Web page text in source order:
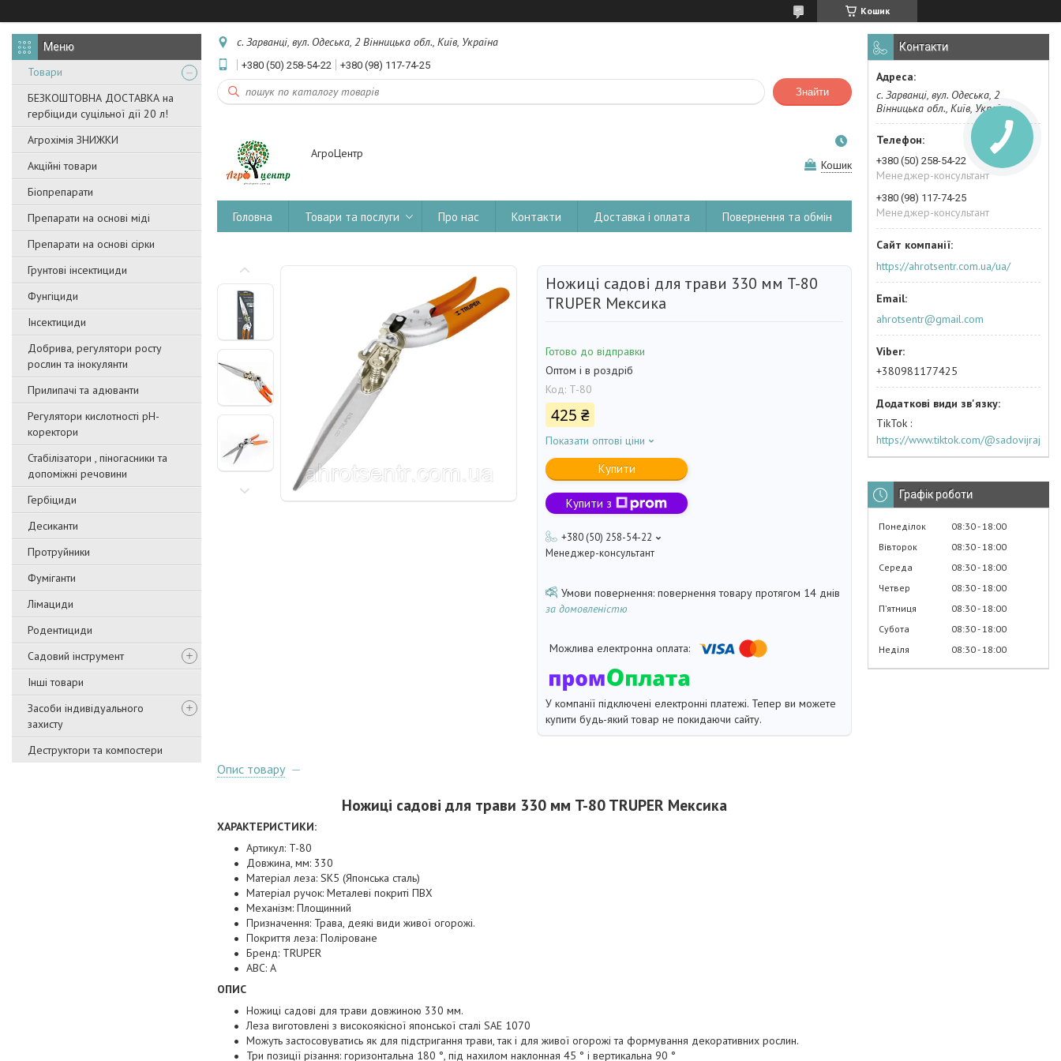
Кошик
Товари
БЕЗКОШТОВНА ДОСТАВКА на
гербіциди суцільної дії 20 л!
Агрохімія ЗНИЖКИ
Акційні товари
Біопрепарати
Препарати на основі міді
Препарати на основі сірки
Грунтові інсектициди
Фунгіциди
Інсектициди
Добрива, регулятори росту
рослин та інокулянти
Прилипачі та адюванти
Регулятори кислотності pН-
коректори
Стабілізатори , піногасники та
допоміжні речовини
Гербіциди
Десиканти
Протруйники
Фуміганти
Лімациди
Родентициди
Садовий інструмент
Інші товари
Засоби індивідуального
захисту
Деструктори та компостери
с. Зарванці, вул. Одеська, 2 Вінницька обл., Київ, Україна
+380 (50) 258-54-22 +380 (98) 117-74-25
Знайти
АгроЦентр
Кошик
Головна Товари та послуги Про нас Контакти Доставка і оплата Повернення та обмін
Ножиці садові для трави 330 мм T-80
TRUPER Мексика
Готово до відправки
Оптом і в роздріб
Код: T-80
425 ₴
Показати оптові ціни
Купити
Купити з
+380 (50) 258-54-22
Менеджер-консультант
повернення товару протягом 14 днів
за домовленістю
У компанії підключені електронні платежі. Тепер ви можете
купити будь-який товар не покидаючи сайту.
Опис товару
Ножиці садові для трави 330 мм T-80 TRUPER Мексика
ХАРАКТЕРИСТИКИ:
Артикул: T-80
Довжина, мм: 330
Матеріал леза: SK5 (Японська сталь)
Матеріал ручок: Металеві покриті ПВХ
Механізм: Площинний
Призначення: Трава, деякі види живої огорожі.
Покриття леза: Поліроване
Бренд: TRUPER
ABC: A
ОПИС
Ножиці садові для трави довжиною 330 мм.
Леза виготовлені з високоякісної японської сталі SAE 1070
Можуть застосовуватись як для підстригання трави, так і для живої огорожі та формування декоративних рослин.
Три позиції різання: горизонтальна 180 °, під нахилом наклонная 45 ° і вертикальна 90 °
Контакти
с. Зарванці, вул. Одеська, 2
Вінницька обл., Київ, Україна
+380 (50) 258-54-22
Менеджер-консультант
+380 (98) 117-74-25
Менеджер-консультант
https://ahrotsentr.com.ua/ua/
ahrotsentr@gmail.com
+380981177425
TikTok
https://www.tiktok.com/@sadovijraj
Графік роботи
Понеділок 08:30 18:00
Вівторок
08:30 18:00
Середа
08:30 18:00
Четвер
08:30 18:00
Пʼятниця
08:30 18:00
Субота
08:30 18:00
Неділя
08:30 18:00